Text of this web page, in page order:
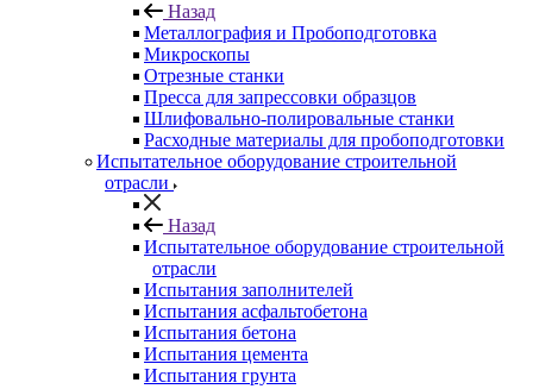
Назад
Металлография и Пробоподготовка
Микроскопы
Отрезные станки
Пресса для запрессовки образцов
Шлифовально-полировальные станки
Расходные материалы для пробоподготовки
Испытательное оборудование строительной
отрасли
Назад
Испытательное оборудование строительной
отрасли
Испытания заполнителей
Испытания асфальтобетона
Испытания бетона
Испытания цемента
Испытания грунта